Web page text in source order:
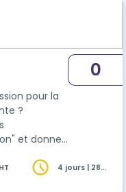
pour la
?
et donnez
0
4 jours | 28